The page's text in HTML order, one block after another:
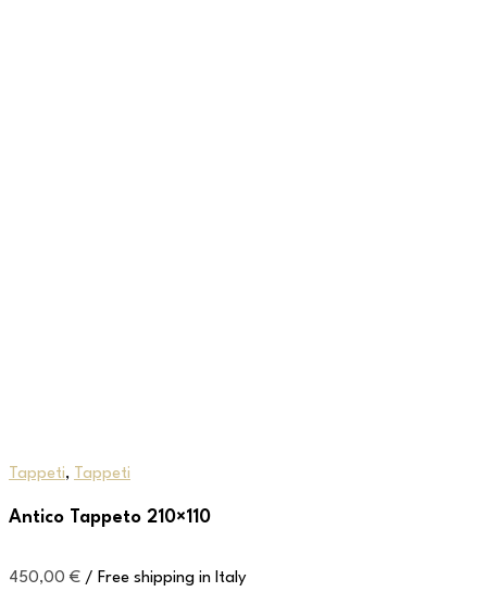
Tappeti, Tappeti
Antico Tappeto 210×110
450,00 € / Free shipping in Italy